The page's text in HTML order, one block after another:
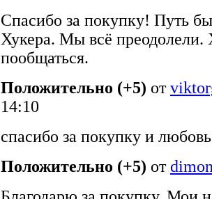
Спасибо за покупку! Путь
Хукера. Мы всё
пообщаться.
Положительно (+5) от
14:10
спасибо за покупку и
Положительно (+5) от